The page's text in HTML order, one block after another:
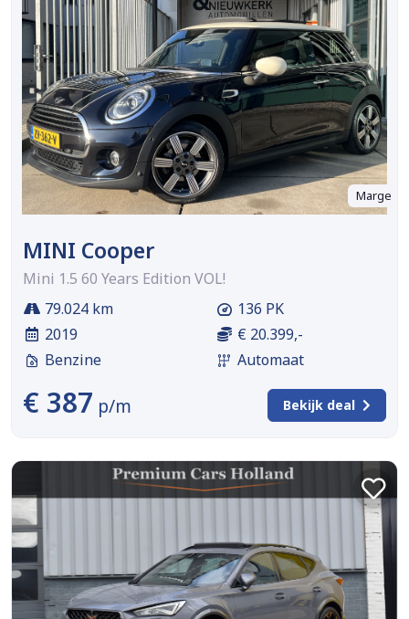
Marge
MINI Cooper
Mini 1.5 60 Years Edition VOL!
79.024 km
2019
Benzine
136 PK
€ 20.399,-
Automaat
€ 387 p/m Bekijk deal